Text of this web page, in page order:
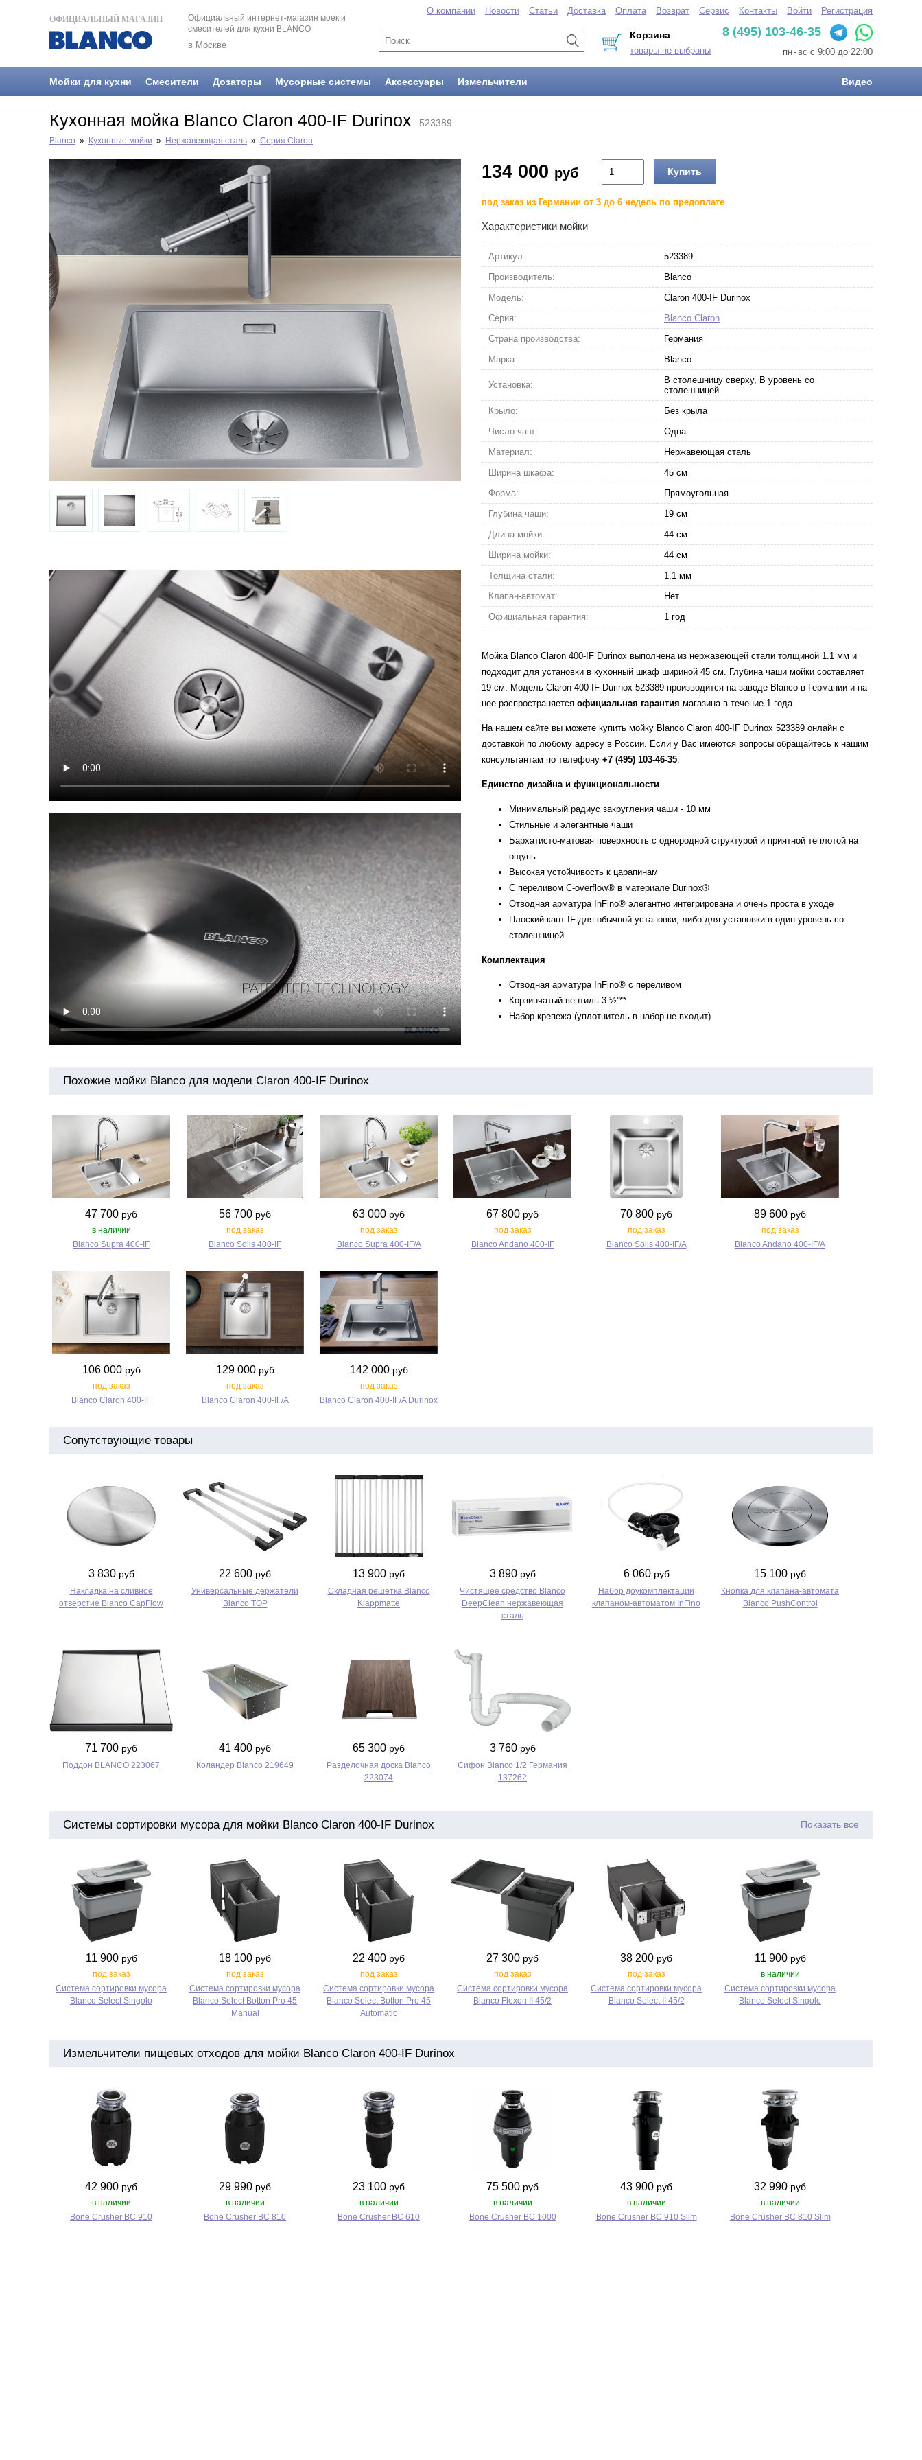
ОФИЦИАЛЬНЫЙ МАГАЗИН
Официальный интернет-магазин моек и
смесителей для кухни BLANCO
в Москве
8 (495) 103-46-35
пн- вс с 9:00 до 22:00
Корзина
товары не выбраны
Мойки для кухни Смесители Дозаторы Мусорные системы Аксессуары Измельчители Видео
О компании Новости Статьи Доставка Оплата Возврат Сервис Контакты Войти Регистрация
Кухонная мойка Blanco Claron 400-IF Durinox 523389
Blanco » Кухонные мойки » Нержавеющая сталь » Серия Claron
134 000 руб Купить
под заказ из Германии от 3 до 6 недель по предоплате
Характеристики мойки
Артикул:
523389
Производитель:
Blanco
Модель:
Claron 400-IF Durinox
Серия:
Blanco Claron
Страна производства:
Германия
Марка:
Blanco
Установка:
В столешницу сверху, В уровень со
столешницей
Крыло:
Без крыла
Число чаш:
Одна
Материал:
Нержавеющая сталь
Ширина шкафа:
45 см
Форма:
Прямоугольная
Глубина чаши:
19 см
Длина мойки:
44 см
Ширина мойки:
44 см
Толщина стали:
1.1 мм
Клапан-автомат:
Нет
Официальная гарантия:
1 год
Мойка Blanco Claron 400-IF Durinox выполнена из нержавеющей стали толщиной 1.1 мм и
подходит для установки в кухонный шкаф шириной 45 см. Глубина чаши мойки составляет
19 см. Модель Claron 400-IF Durinox 523389 производится на заводе Blanco в Германии и на
нее распространяется официальная гарантия магазина в течение 1 года.
На нашем сайте вы можете купить мойку Blanco Claron 400-IF Durinox 523389 онлайн с
доставкой по любому адресу в России. Если у Вас имеются вопросы обращайтесь к нашим
консультантам по телефону +7 (495) 103-46-35.
Единство дизайна и функциональности
Минимальный радиус закругления чаши - 10 мм
Стильные и элегантные чаши
Бархатисто-матовая поверхность с однородной структурой и приятной теплотой на
ощупь
Высокая устойчивость к царапинам
С переливом C-overflow® в материале Durinox®
Отводная арматура InFino® элегантно интегрирована и очень проста в уходе
Плоский кант IF для обычной установки, либо для установки в один уровень со
столешницей
Комплектация
Отводная арматура InFino® с переливом
Корзинчатый вентиль 3 ½''**
Набор крепежа (уплотнитель в набор не входит)
Похожие мойки Blanco для модели Claron 400-IF Durinox
47 700 руб
в наличии
Blanco Supra 400‑IF
56 700 руб
под заказ
Blanco Solis 400‑IF
63 000 руб
под заказ
Blanco Supra 400‑IF/A
67 800 руб
под заказ
Blanco Andano 400‑IF
70 800 руб
под заказ
Blanco Solis 400‑IF/A
89 600 руб
под заказ
Blanco Andano 400‑IF/A
106 000 руб
под заказ
Blanco Claron 400‑IF
129 000 руб
под заказ
Blanco Claron 400‑IF/A
142 000 руб
под заказ
Blanco Claron 400‑IF/A Durinox
Сопутствующие товары
3 830 руб
Накладка на сливное
отверстие Blanco CapFlow
22 600 руб
Универсальные держатели
Blanco TOP
13 900 руб
Складная решетка Blanco
Klappmatte
3 890 руб
Чистящее средство Blanco
DeepClean нержавеющая
сталь
6 060 руб
Набор доукомплектации
клапаном-автоматом InFino
15 100 руб
Кнопка для клапана-автомата
Blanco PushControl
71 700 руб
Поддон BLANCO 223067
41 400 руб
Коландер Blanco 219649
65 300 руб
Разделочная доска Blanco
223074
3 760 руб
Сифон Blanco 1/2 Германия
137262
Системы сортировки мусора для мойки Blanco Claron 400-IF Durinox Показать все
11 900 руб
под заказ
Система сортировки мусора
Blanco Select Singolo
18 100 руб
под заказ
Система сортировки мусора
Blanco Select Botton Pro 45
Manual
22 400 руб
под заказ
Система сортировки мусора
Blanco Select Botton Pro 45
Automatic
27 300 руб
под заказ
Система сортировки мусора
Blanco Flexon II 45/2
38 200 руб
под заказ
Система сортировки мусора
Blanco Select II 45/2
11 900 руб
в наличии
Система сортировки мусора
Blanco Select Singolo
Измельчители пищевых отходов для мойки Blanco Claron 400-IF Durinox
42 900 руб
в наличии
Bone Crusher BC 910
29 990 руб
в наличии
Bone Crusher BC 810
23 100 руб
в наличии
Bone Crusher BC 610
75 500 руб
в наличии
Bone Crusher BC 1000
43 900 руб
в наличии
Bone Crusher BC 910 Slim
32 990 руб
в наличии
Bone Crusher BC 810 Slim